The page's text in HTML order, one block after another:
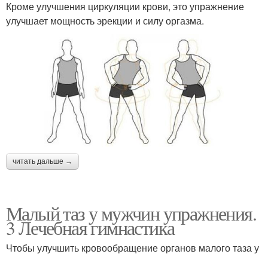
Кроме улучшения циркуляции крови, это упражнение
улучшает мощность эрекции и силу оргазма.
читать дальше →
Малый таз у мужчин упражнения.
3 Лечебная гимнастика
Чтобы улучшить кровообращение органов малого таза у